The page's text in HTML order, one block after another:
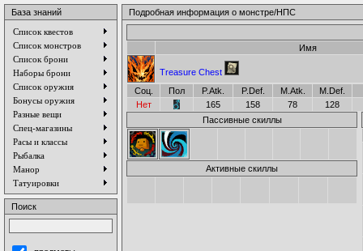
База знаний
Список квестов
Список монстров
Список брони
Наборы брони
Список оружия
Бонусы оружия
Разные вещи
Спец-магазины
Расы и классы
Рыбалка
Манор
Татуировки
Поиск
Подробная информация о монстре/НПС
Имя
Treasure Chest
Соц.
Пол P.Atk. P.Def. M.Atk.
M.Def.
Нет
165 158 78
128
Пассивные скиллы
Активные скиллы